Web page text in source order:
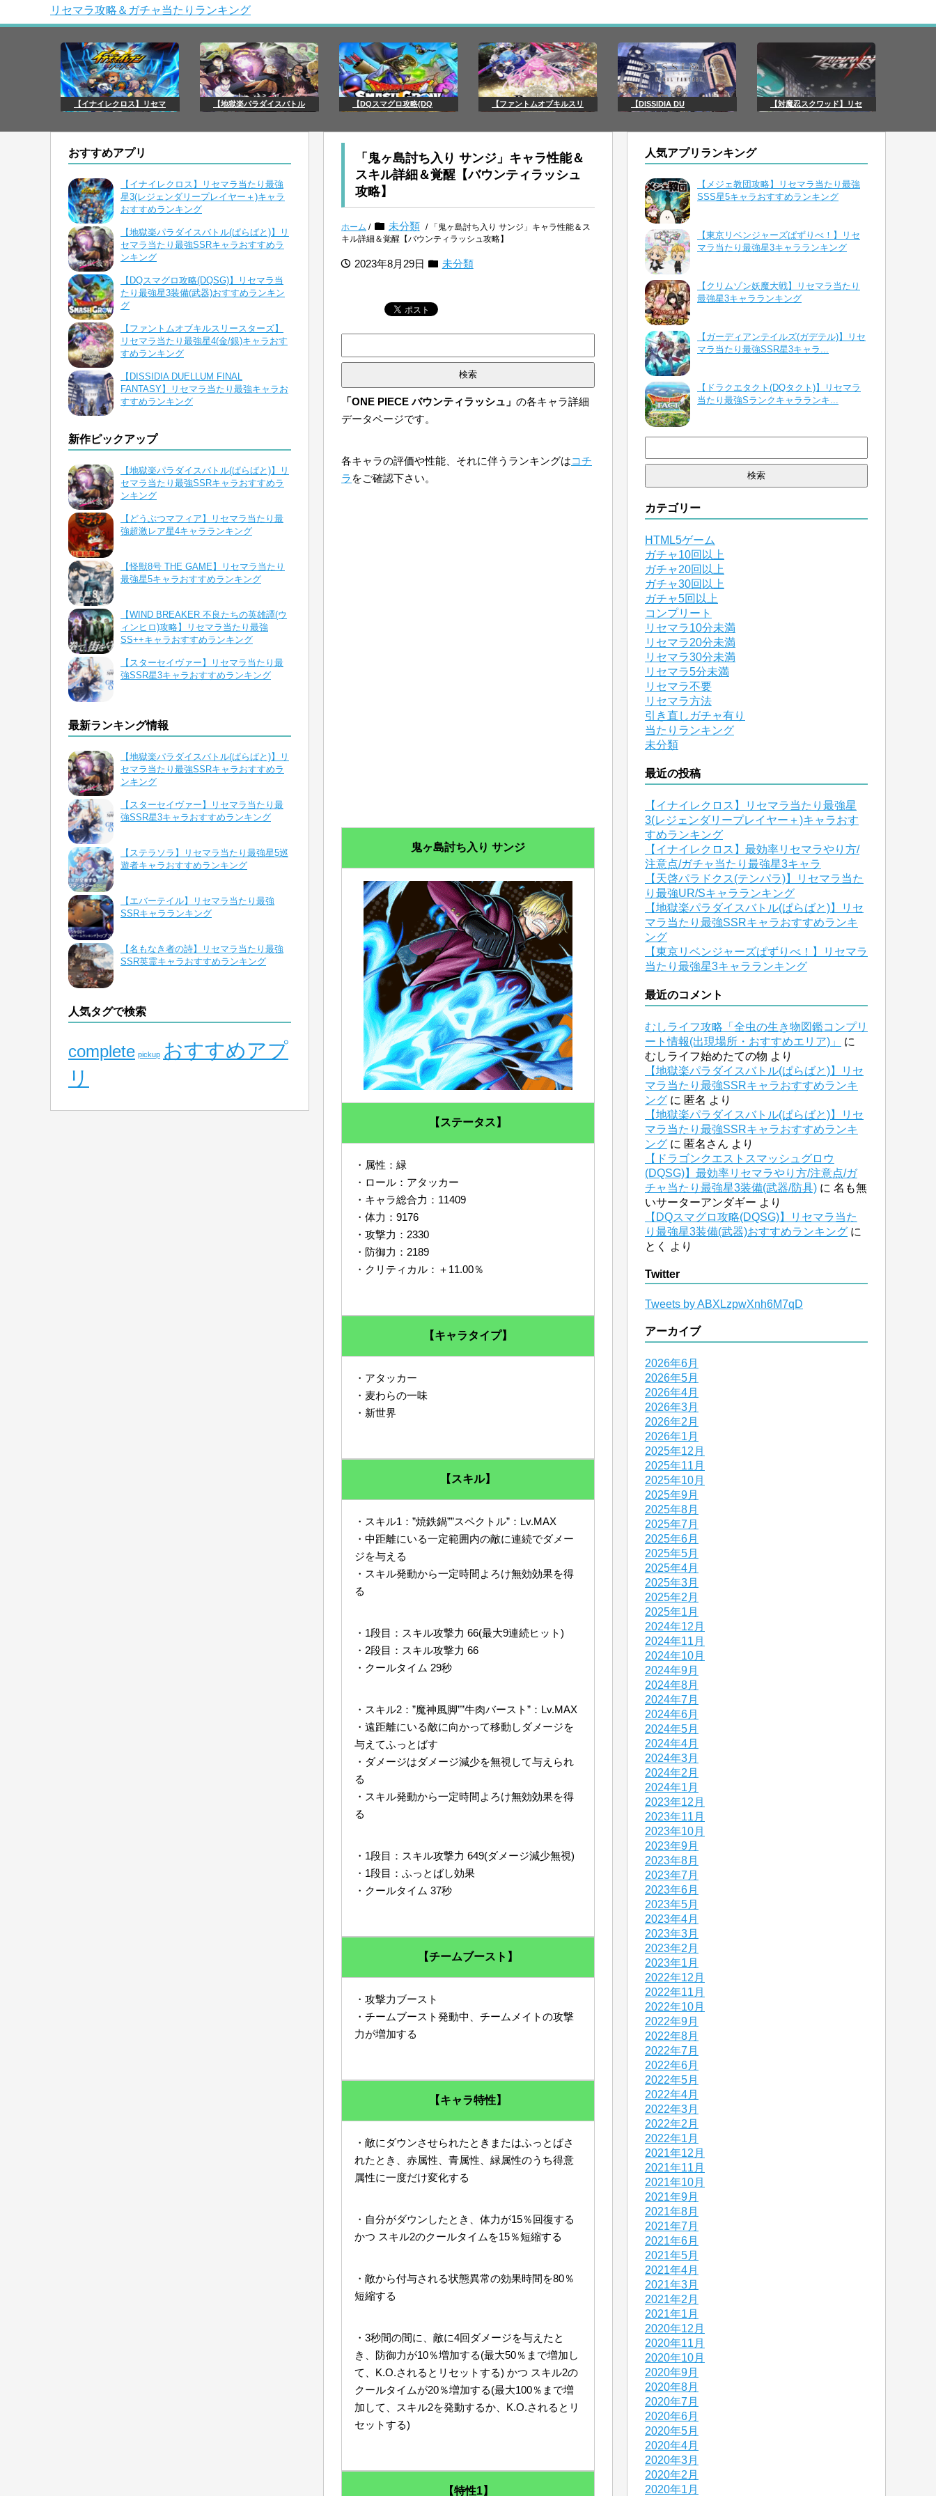
リセマラ攻略＆ガチャ当たりランキング
【イナイレクロス】リセマ 【地獄楽パラダイスバトル 【DQスマグロ攻略(DQ 【ファントムオブキルスリ 【DISSIDIA DU 【対魔忍スクワッド】リセ
おすすめアプリ
【イナイレクロス】リセマラ当たり最強
星3(レジェンダリープレイヤー＋)キャラ
おすすめランキング
【地獄楽パラダイスバトル(ぱらばと)】リ
セマラ当たり最強SSRキャラおすすめラ
ンキング
【DQスマグロ攻略(DQSG)】リセマラ当
たり最強星3装備(武器)おすすめランキン
グ
【ファントムオブキルスリースターズ】
リセマラ当たり最強星4(金/銀)キャラおす
すめランキング
【DISSIDIA DUELLUM FINAL
FANTASY】リセマラ当たり最強キャラお
すすめランキング
新作ピックアップ
【地獄楽パラダイスバトル(ぱらばと)】リ
セマラ当たり最強SSRキャラおすすめラ
ンキング
【どうぶつマフィア】リセマラ当たり最
強超激レア星4キャラランキング
【怪獣8号 THE GAME】リセマラ当たり
最強星5キャラおすすめランキング
【WIND BREAKER 不良たちの英雄譚(ウ
ィンヒロ)攻略】リセマラ当たり最強
SS++キャラおすすめランキング
【スターセイヴァー】リセマラ当たり最
強SSR星3キャラおすすめランキング
最新ランキング情報
【地獄楽パラダイスバトル(ぱらばと)】リ
セマラ当たり最強SSRキャラおすすめラ
ンキング
【スターセイヴァー】リセマラ当たり最
強SSR星3キャラおすすめランキング
【ステラソラ】リセマラ当たり最強星5巡
遊者キャラおすすめランキング
【エバーテイル】リセマラ当たり最強
SSRキャラランキング
【名もなき者の詩】リセマラ当たり最強
SSR英霊キャラおすすめランキング
人気タグで検索
complete pickup おすすめアプ
リ
「鬼ヶ島討ち入り サンジ」キャラ性能＆
スキル詳細＆覚醒【バウンティラッシュ
攻略】
ホーム / 未分類 / 「鬼ヶ島討ち入り サンジ」キャラ性能＆ス
キル詳細＆覚醒【バウンティラッシュ攻略】
2023年8月29日 未分類
索:
「ONE PIECE バウンティラッシュ」 の各キャラ詳細
データページです。
各キャラの評価や性能、それに伴うランキングはコチ
ラ をご確認下さい。
鬼ヶ島討ち入り サンジ
【ステータス】
・属性：緑
・ロール：アタッカー
・キャラ総合力：11409
・体力：9176
・攻撃力：2330
・防御力：2189
・クリティカル：＋11.00％
【キャラタイプ】
・アタッカー
・麦わらの一味
・新世界
【スキル】
・スキル1：”焼鉄鍋””スペクトル”：Lv.MAX
・中距離にいる一定範囲内の敵に連続でダメー
ジを与える
・スキル発動から一定時間よろけ無効効果を得
る
・1段目：スキル攻撃力 66(最大9連続ヒット)
・2段目：スキル攻撃力 66
・クールタイム 29秒
・スキル2：”魔神風脚””牛肉バースト”：Lv.MAX
・遠距離にいる敵に向かって移動しダメージを
与えてふっとばす
・ダメージはダメージ減少を無視して与えられ
る
・スキル発動から一定時間よろけ無効効果を得
る
・1段目：スキル攻撃力 649(ダメージ減少無視)
・1段目：ふっとばし効果
・クールタイム 37秒
【チームブースト】
・攻撃力ブースト
・チームブースト発動中、チームメイトの攻撃
力が増加する
【キャラ特性】
・敵にダウンさせられたときまたはふっとばさ
れたとき、赤属性、青属性、緑属性のうち得意
属性に一度だけ変化する
・自分がダウンしたとき、体力が15％回復する
かつ スキル2のクールタイムを15％短縮する
・敵から付与される状態異常の効果時間を80％
短縮する
・3秒間の間に、敵に4回ダメージを与えたと
き、防御力が10％増加する(最大50％まで増加し
て、K.O.されるとリセットする) かつ スキル2の
クールタイムが20％増加する(最大100％まで増
加して、スキル2を発動するか、K.O.されるとリ
セットする)
【特性1】
人気アプリランキング
【メジェ教団攻略】リセマラ当たり最強
SSS星5キャラおすすめランキング
【東京リベンジャーズぱずりべ！】リセ
マラ当たり最強星3キャラランキング
【クリムゾン妖魔大戦】リセマラ当たり
最強星3キャラランキング
【ガーディアンテイルズ(ガデテル)】リセ
マラ当たり最強SSR星3キャラ...
【ドラクエタクト(DQタクト)】リセマラ
当たり最強Sランクキャラランキ...
索:
カテゴリー
HTML5ゲーム
ガチャ10回以上
ガチャ20回以上
ガチャ30回以上
ガチャ5回以上
コンプリート
リセマラ10分未満
リセマラ20分未満
リセマラ30分未満
リセマラ5分未満
リセマラ不要
リセマラ方法
引き直しガチャ有り
当たりランキング
未分類
最近の投稿
【イナイレクロス】リセマラ当たり最強星
3(レジェンダリープレイヤー＋)キャラおす
すめランキング
【イナイレクロス】最効率リセマラやり方/
注意点/ガチャ当たり最強星3キャラ
【天啓パラドクス(テンパラ)】リセマラ当た
り最強UR/Sキャラランキング
【地獄楽パラダイスバトル(ぱらばと)】リセ
マラ当たり最強SSRキャラおすすめランキ
ング
【東京リベンジャーズぱずりべ！】リセマラ
当たり最強星3キャラランキング
最近のコメント
むしライフ攻略「全虫の生き物図鑑コンプリ
ート情報(出現場所・おすすめエリア)」
に
むしライフ始めたての物 より
【地獄楽パラダイスバトル(ぱらばと)】リセ
マラ当たり最強SSRキャラおすすめランキ
ング に 匿名 より
【地獄楽パラダイスバトル(ぱらばと)】リセ
マラ当たり最強SSRキャラおすすめランキ
ング に 匿名さん より
【ドラゴンクエストスマッシュグロウ
(DQSG)】最効率リセマラやり方/注意点/ガ
チャ当たり最強星3装備(武器/防具) に 名も無
いサーターアンダギー より
【DQスマグロ攻略(DQSG)】リセマラ当た
り最強星3装備(武器)おすすめランキング に
とく
より
Twitter
Tweets by ABXLzpwXnh6M7qD
アーカイブ
2026年6月
2026年5月
2026年4月
2026年3月
2026年2月
2026年1月
2025年12月
2025年11月
2025年10月
2025年9月
2025年8月
2025年7月
2025年6月
2025年5月
2025年4月
2025年3月
2025年2月
2025年1月
2024年12月
2024年11月
2024年10月
2024年9月
2024年8月
2024年7月
2024年6月
2024年5月
2024年4月
2024年3月
2024年2月
2024年1月
2023年12月
2023年11月
2023年10月
2023年9月
2023年8月
2023年7月
2023年6月
2023年5月
2023年4月
2023年3月
2023年2月
2023年1月
2022年12月
2022年11月
2022年10月
2022年9月
2022年8月
2022年7月
2022年6月
2022年5月
2022年4月
2022年3月
2022年2月
2022年1月
2021年12月
2021年11月
2021年10月
2021年9月
2021年8月
2021年7月
2021年6月
2021年5月
2021年4月
2021年3月
2021年2月
2021年1月
2020年12月
2020年11月
2020年10月
2020年9月
2020年8月
2020年7月
2020年6月
2020年5月
2020年4月
2020年3月
2020年2月
2020年1月